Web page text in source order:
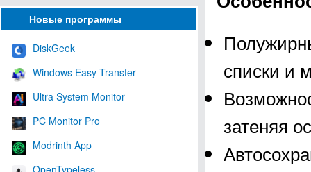
Новые программы
DiskGeek
Windows Easy Transfer
Ultra System Monitor
PC Monitor Pro
Modrinth App
OpenTypeless
списки и
затеняя